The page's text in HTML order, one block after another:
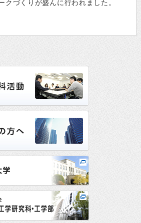
クづくりが盛んに行われました。